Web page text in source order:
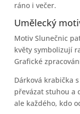
ráno i večer.
Umělecký
Motiv Slunečnic
květy symbolizují
Grafické
Dárková krabička
převázat stuhou a
ale každého, kdo